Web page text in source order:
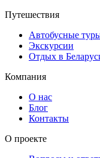
Путешествия
Автобусные
Экскурсии
Отдых в
Компания
О нас
Блог
Контакты
О проекте